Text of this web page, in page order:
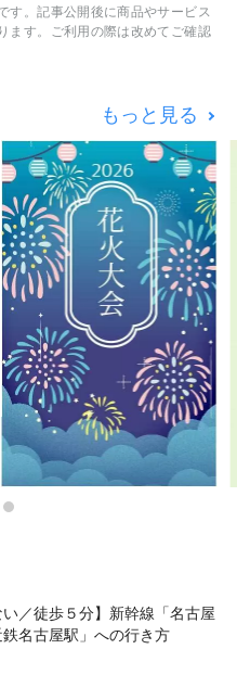
れないドキドキがありま
有名な漫画ワンピースの作
さんの５感を癒してくれる
来てください！
す。記事公開後に商品やサービス
ます。ご利用の際は改めてご確認
もっと見る
い／徒歩５分】新幹線「名古屋
名古屋駅」への行き方